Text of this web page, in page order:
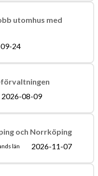
utomhus med
24
2026-08-09
och Norrköping
län 2026-11-07